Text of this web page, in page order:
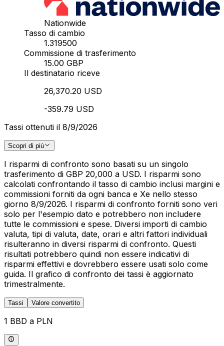
Nationwide
Tasso di cambio
1.319500
Commissione di trasferimento
15.00 GBP
Il destinatario riceve
26,370.20 USD
-359.79 USD
Tassi ottenuti il 8/9/2026
Scopri di più
I risparmi di confronto sono basati su un singolo
trasferimento di GBP 20,000 a USD. I risparmi sono
calcolati confrontando il tasso di cambio inclusi margini e
commissioni forniti da ogni banca e Xe nello stesso
giorno 8/9/2026. I risparmi di confronto forniti sono veri
solo per l'esempio dato e potrebbero non includere
tutte le commissioni e spese. Diversi importi di cambio
valuta, tipi di valuta, date, orari e altri fattori individuali
risulteranno in diversi risparmi di confronto. Questi
risultati potrebbero quindi non essere indicativi di
risparmi effettivi e dovrebbero essere usati solo come
guida. Il grafico di confronto dei tassi è aggiornato
trimestralmente.
Tassi Valore convertito
1 BBD a PLN